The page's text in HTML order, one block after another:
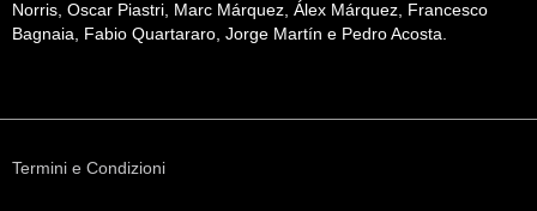
Norris, Oscar Piastri, Marc Márquez, Álex Márquez, Francesco
Bagnaia, Fabio Quartararo, Jorge Martín e Pedro Acosta.
Termini e Condizioni